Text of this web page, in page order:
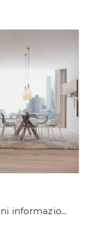
Vuoi ristrutturare il soggiorno? Ottieni informazioni sulle librerie moderne a muro e arreda i tuoi locali con il modello Libreria LV704.